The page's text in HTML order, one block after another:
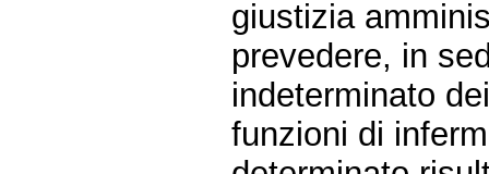
giustizia
prevedere, in
indeterminato
funzioni di